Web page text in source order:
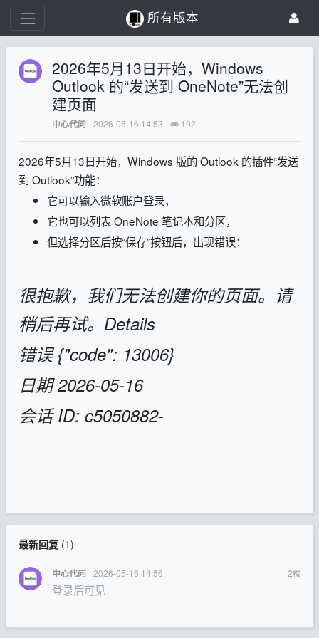
所有版本
2026年5月13日开始，Windows
Outlook 的“发送到 OneNote”无法创
建页面
中心代问 2026-05-16 14:53 192
2026年5月13日开始，Windows 版的 Outlook 的插件“发送
到 Outlook”功能：
它可以输入微软账户登录，
它也可以列表 OneNote 笔记本和分区，
但选择分区后按“保存”按钮后，出现错误：
很抱歉，我们无法创建你的页面。请
稍后再试。Details
错误 {"code": 13006}
日期 2026-05-16
会话 ID: c5050882-
最新回复(1)
中心代问 2026-05-16 14:56 2楼
登录后可见